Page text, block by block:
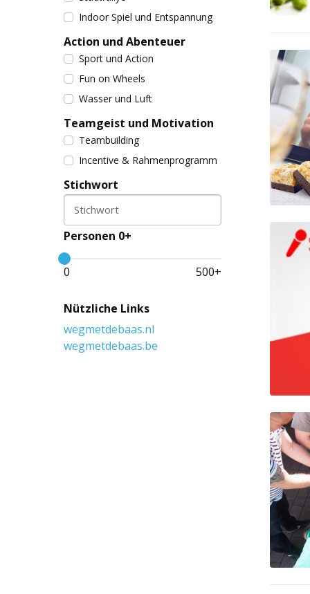
Indoor Spiel und Entspannung
Action und Abenteuer
Sport und Action
Fun on Wheels
Wasser und Luft
Teamgeist und Motivation
Teambuilding
Incentive & Rahmenprogramm
Stichwort
Stichwort
Personen 0+
0 500+
Nützliche Links
wegmetdebaas.nl
wegmetdebaas.be